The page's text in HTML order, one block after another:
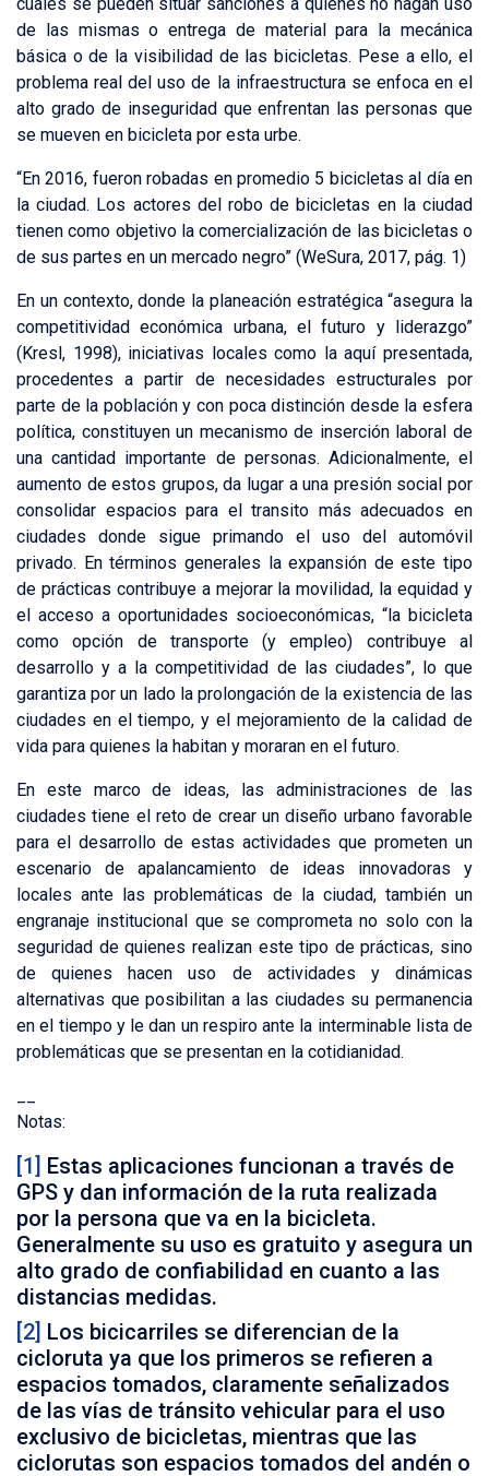
de las mismas o entrega de material para la mecánica
básica o de la visibilidad de las bicicletas. Pese a ello, el
problema real del uso de la infraestructura se enfoca en el
alto grado de inseguridad que enfrentan las personas que
se mueven en bicicleta por esta urbe.
“En 2016, fueron robadas en promedio 5 bicicletas al día en
la ciudad. Los actores del robo de bicicletas en la ciudad
tienen como objetivo la comercialización de las bicicletas o
de sus partes en un mercado negro” (WeSura, 2017, pág. 1)
En un contexto, donde la planeación estratégica “asegura la
competitividad económica urbana, el futuro y liderazgo”
(Kresl, 1998), iniciativas locales como la aquí presentada,
procedentes a partir de necesidades estructurales por
parte de la población y con poca distinción desde la esfera
política, constituyen un mecanismo de inserción laboral de
una cantidad importante de personas. Adicionalmente, el
aumento de estos grupos, da lugar a una presión social por
consolidar espacios para el transito más adecuados en
ciudades donde sigue primando el uso del automóvil
privado. En términos generales la expansión de este tipo
de prácticas contribuye a mejorar la movilidad, la equidad y
el acceso a oportunidades socioeconómicas, “la bicicleta
como opción de transporte (y empleo) contribuye al
desarrollo y a la competitividad de las ciudades”, lo que
garantiza por un lado la prolongación de la existencia de las
ciudades en el tiempo, y el mejoramiento de la calidad de
vida para quienes la habitan y moraran en el futuro.
En este marco de ideas, las administraciones de las
ciudades tiene el reto de crear un diseño urbano favorable
para el desarrollo de estas actividades que prometen un
escenario de apalancamiento de ideas innovadoras y
locales ante las problemáticas de la ciudad, también un
engranaje institucional que se comprometa no solo con la
seguridad de quienes realizan este tipo de prácticas, sino
de quienes hacen uso de actividades y dinámicas
alternativas que posibilitan a las ciudades su permanencia
en el tiempo y le dan un respiro ante la interminable lista de
problemáticas que se presentan en la cotidianidad.
Notas:
[1] Estas aplicaciones funcionan a través de
GPS y dan información de la ruta realizada
por la persona que va en la bicicleta.
Generalmente su uso es gratuito y asegura un
alto grado de confiabilidad en cuanto a las
distancias medidas.
[2] Los bicicarriles se diferencian de la
cicloruta ya que los primeros se refieren a
espacios tomados, claramente señalizados
de las vías de tránsito vehicular para el uso
exclusivo de bicicletas, mientras que las
ciclorutas son espacios tomados del andén o